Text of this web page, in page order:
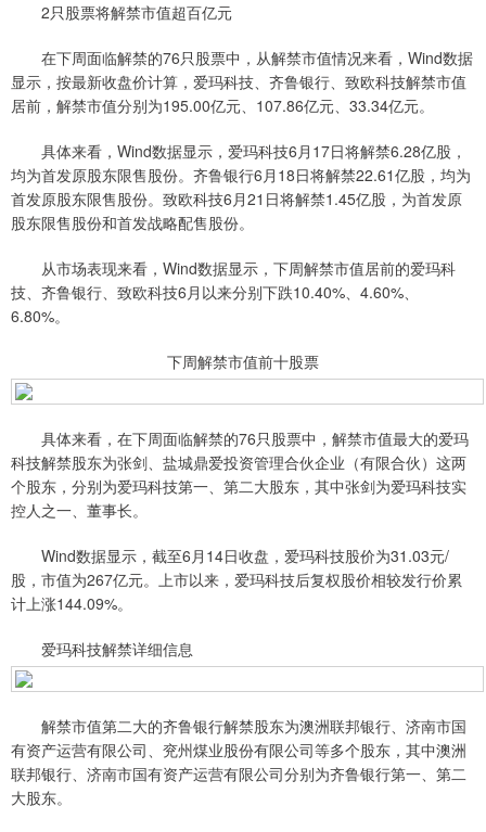
2只股票将解禁市值超百亿元
在下周面临解禁的76只股票中，从解禁市值情况来看，Wind数据
显示，按最新收盘价计算，爱玛科技、齐鲁银行、致欧科技解禁市值
居前，解禁市值分别为195.00亿元、107.86亿元、33.34亿元。
具体来看，Wind数据显示，爱玛科技6月17日将解禁6.28亿股，
均为首发原股东限售股份。齐鲁银行6月18日将解禁22.61亿股，均为
首发原股东限售股份。致欧科技6月21日将解禁1.45亿股，为首发原
股东限售股份和首发战略配售股份。
从市场表现来看，Wind数据显示，下周解禁市值居前的爱玛科
技、齐鲁银行、致欧科技6月以来分别下跌10.40%、4.60%、
6.80%。
下周解禁市值前十股票
具体来看，在下周面临解禁的76只股票中，解禁市值最大的爱玛
科技解禁股东为张剑、盐城鼎爱投资管理合伙企业（有限合伙）这两
个股东，分别为爱玛科技第一、第二大股东，其中张剑为爱玛科技实
控人之一、董事长。
Wind数据显示，截至6月14日收盘，爱玛科技股价为31.03元/
股，市值为267亿元。上市以来，爱玛科技后复权股价相较发行价累
计上涨144.09%。
爱玛科技解禁详细信息
解禁市值第二大的齐鲁银行解禁股东为澳洲联邦银行、济南市国
有资产运营有限公司、兖州煤业股份有限公司等多个股东，其中澳洲
联邦银行、济南市国有资产运营有限公司分别为齐鲁银行第一、第二
大股东。